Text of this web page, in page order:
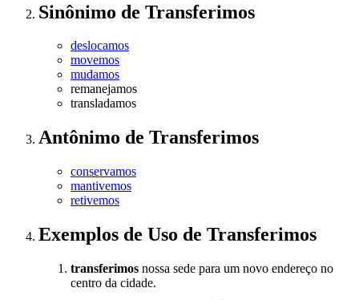
Sinônimo de Transferimos
deslocamos
movemos
mudamos
remanejamos
transladamos
Antônimo de Transferimos
conservamos
mantivemos
retivemos
Exemplos de Uso de Transferimos
transferimos nossa sede para um novo endereço no
centro da cidade.